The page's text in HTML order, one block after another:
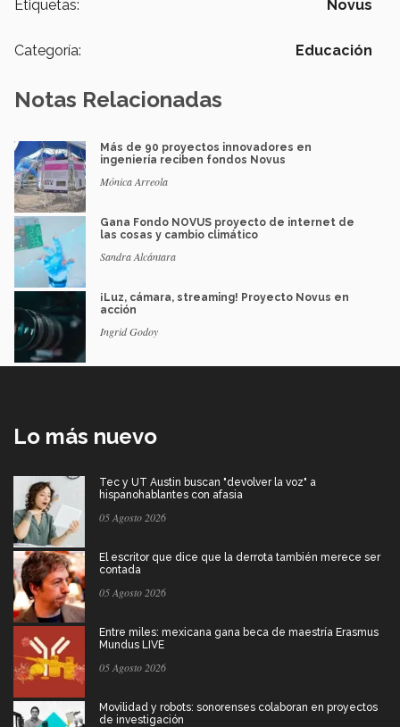
Etiquetas: Novus
Categoría: Educación
Notas Relacionadas
Más de 90 proyectos innovadores en
ingeniería reciben fondos Novus
Mónica Arreola
Gana Fondo NOVUS proyecto de internet de
las cosas y cambio climático
Sandra Alcántara
¡Luz, cámara, streaming! Proyecto Novus en
acción
Ingrid Godoy
Lo más nuevo
Tec y UT Austin buscan "devolver la voz" a
hispanohablantes con afasia
05 Agosto 2026
El escritor que dice que la derrota también merece ser
contada
05 Agosto 2026
Entre miles: mexicana gana beca de maestría Erasmus
Mundus LIVE
05 Agosto 2026
Movilidad y robots: sonorenses colaboran en proyectos
de investigación